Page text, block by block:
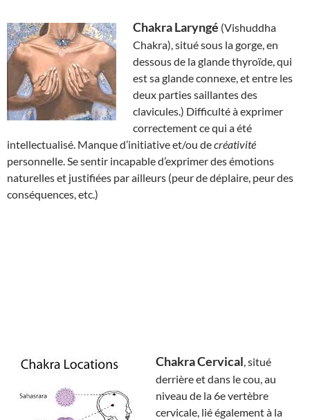
Chakra Laryngé (Vishuddha
Chakra), situé sous la gorge, en
dessous de la glande thyroïde, qui
est sa glande connexe, et entre les
deux parties saillantes des
clavicules.) Difficulté à exprimer
correctement ce qui a été
intellectualisé. Manque d’initiative et/ou decréativité
personnelle. Se sentir incapable d’exprimer des émotions
naturelles et justifiées par ailleurs (peur de déplaire, peur des
conséquences, etc.)
Chakra Cervical, situé
derrière et dans le cou, au
niveau de la 6e vertèbre
cervicale, lié également à la